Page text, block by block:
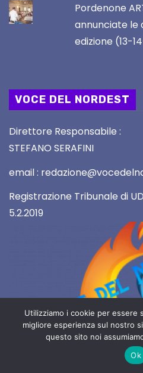
Pordenone
annunciate le
edizione (13-
VOCE DEL NORDEST
Direttore Responsabile :
STEFANO SERAFINI
email :
Registrazione Tribunale di
5.2.2019
2019 Copyright All rights
Utilizziamo i cookie per essere
migliore esperienza sul nostro
questo sito noi
Ok